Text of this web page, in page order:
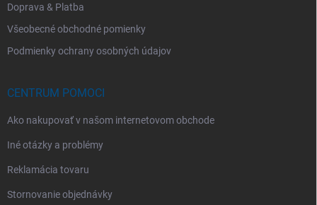
Doprava & Platba
Všeobecné obchodné pomienky
Podmienky ochrany osobných údajov
CENTRUM POMOCI
Ako nakupovať v našom internetovom obchode
Iné otázky a problémy
Reklamácia tovaru
Stornovanie objednávky